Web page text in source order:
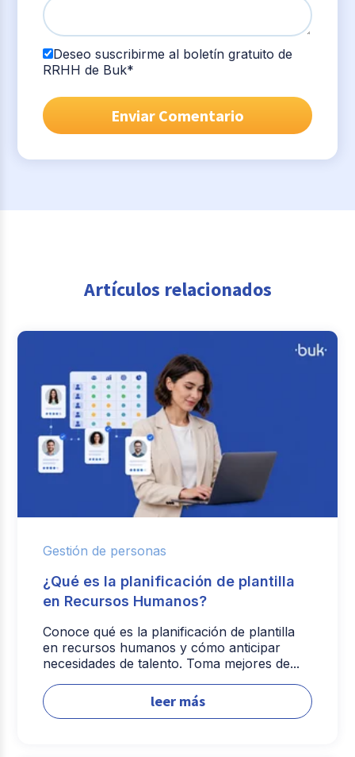
Deseo suscribirme al boletín gratuito de
RRHH de Buk*
Artículos relacionados
Gestión de personas
¿Qué es la planificación de plantilla
en Recursos Humanos?
Conoce qué es la planificación de plantilla
en recursos humanos y cómo anticipar
necesidades de talento. Toma mejores de...
leer más